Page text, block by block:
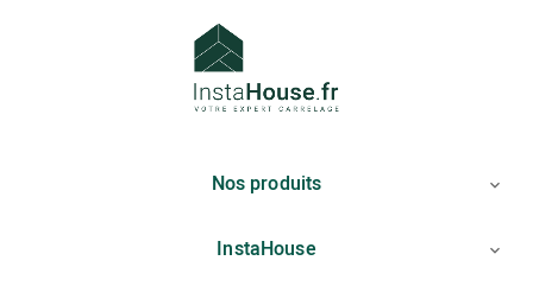
Nos produits 
InstaHouse 